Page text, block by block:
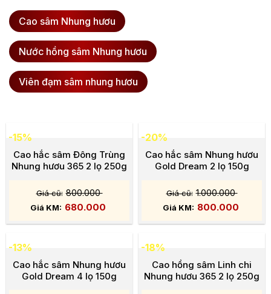
Cao sâm Nhung hươu
Nước hồng sâm Nhung hươu
Viên đạm sâm nhung hươu
-15%
Cao hắc sâm Đông Trùng
Nhung hươu 365 2 lọ 250g
800.000
680.000
-20%
Cao hắc sâm Nhung hươu
Gold Dream 2 lọ 150g
1.000.000
800.000
-13%
Cao hắc sâm Nhung hươu
Gold Dream 4 lọ 150g
-18%
Cao hồng sâm Linh chi
Nhung hươu 365 2 lọ 250g